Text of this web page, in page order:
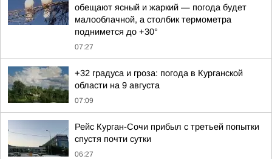
обещают ясный и жаркий — погода будет
малооблачной, а столбик термометра
поднимется до +30°
07:27
+32 градуса и гроза: погода в Курганской
области на 9 августа
07:09
Рейс Курган-Сочи прибыл с третьей попытки
спустя почти сутки
06:27